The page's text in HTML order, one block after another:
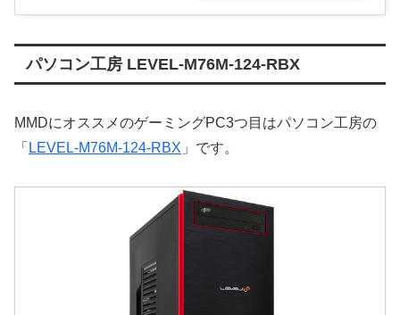
パソコン工房 LEVEL-M76M-124-RBX
MMDにオススメのゲーミングPC3つ目はパソコン工房の
「 LEVEL-M76M-124-RBX 」です。